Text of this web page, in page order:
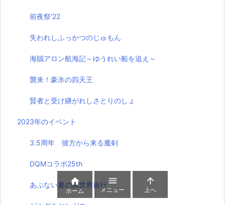
前夜祭'22
失われしふっかつのじゅもん
海賊アロン航海記～ゆうれい船を追え～
襲来！豪氷の四天王
賢者と受け継がれしさとりのしょ
2023年のイベント
3.5周年 彼方から来る魔剣
DQMコラボ25th
あぶない夏の異世界旅行

ホーム

メニュー

上へ